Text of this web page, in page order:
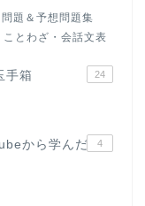
題＆予想問題集
とわざ・会話文表
手箱 24
から学んだ 4